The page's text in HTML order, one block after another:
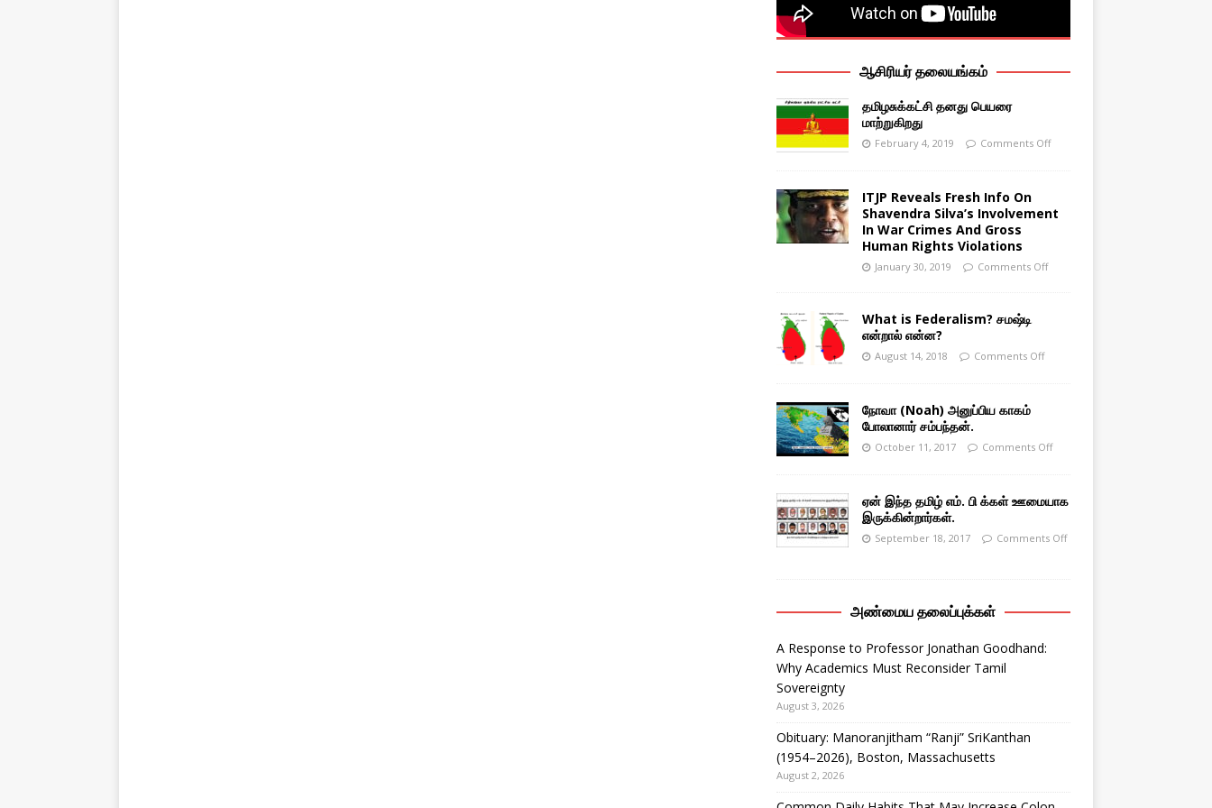
ஆசிரியர் தலையங்கம்
தமிழசுக்கட்சி தனது பெயரை
மாற்றுகிறது
February 4, 2019 Comments Off
ITJP Reveals Fresh Info On
Shavendra Silva’s Involvement
In War Crimes And Gross
Human Rights Violations
January 30, 2019 Comments Off
What is Federalism? சமஷ்டி
என்றால் என்ன?
August 14, 2018 Comments Off
நோவா (Noah) அனுப்பிய காகம்
போலானார் சம்பந்தன்.
October 11, 2017 Comments Off
ஏன் இந்த தமிழ் எம். பி க்கள் ஊமையாக
இருக்கின்றார்கள்.
September 18, 2017 Comments Off
அண்மைய தலைப்புக்கள்
A Response to Professor Jonathan Goodhand:
Why Academics Must Reconsider Tamil
Sovereignty
August 3, 2026
Obituary: Manoranjitham “Ranji” SriKanthan
(1954–2026), Boston, Massachusetts
August 2, 2026